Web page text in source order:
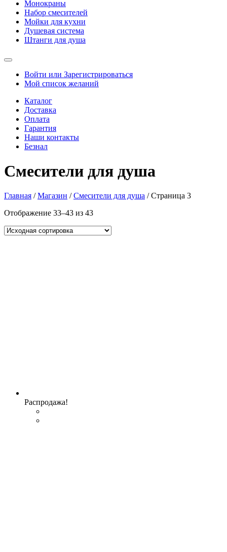
Монокраны
Набор смесителей
Мойки для кухни
Душевая система
Штанги для душа
Войти или Зарегистрироваться
Мой список желаний
Каталог
Доставка
Оплата
Гарантия
Наши контакты
Безнал
Смесители для душа
Главная /Магазин /Смесители для душа / Страница 3
Отображение 33–43 из 43
Распродажа!